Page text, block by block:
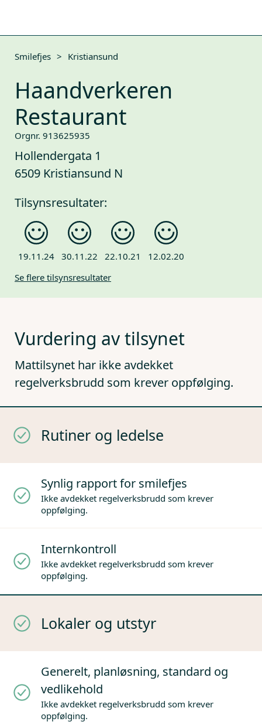
Smilefjes > Kristiansund
Haandverkeren
Restaurant
Orgnr. 913625935
Hollendergata 1
6509 Kristiansund N
Tilsynsresultater:
19.11.24 30.11.22 22.10.21
12.02.20
Se flere tilsynsresultater
Vurdering av tilsynet
Mattilsynet har ikke avdekket
regelverksbrudd som krever oppfølging.
Rutiner og ledelse
Synlig rapport for smilefjes
Ikke avdekket regelverksbrudd som krever
oppfølging.
Internkontroll
Ikke avdekket regelverksbrudd som krever
oppfølging.
Lokaler og utstyr
Generelt, planløsning, standard og
vedlikehold
Ikke avdekket regelverksbrudd som krever
oppfølging.